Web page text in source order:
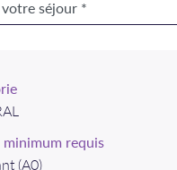
minimum requis
(A0)